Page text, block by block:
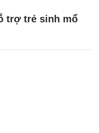
trợ trẻ sinh mổ